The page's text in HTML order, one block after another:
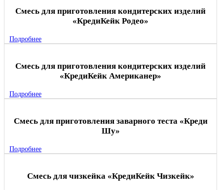
Смесь для приготовления кондитерских изделий
«КредиКейк Родео»
Подробнее
Смесь для приготовления кондитерских изделий
«КредиКейк Американер»
Подробнее
Смесь для приготовления заварного теста «Креди
Шу»
Подробнее
Смесь для чизкейка «КредиКейк Чизкейк»